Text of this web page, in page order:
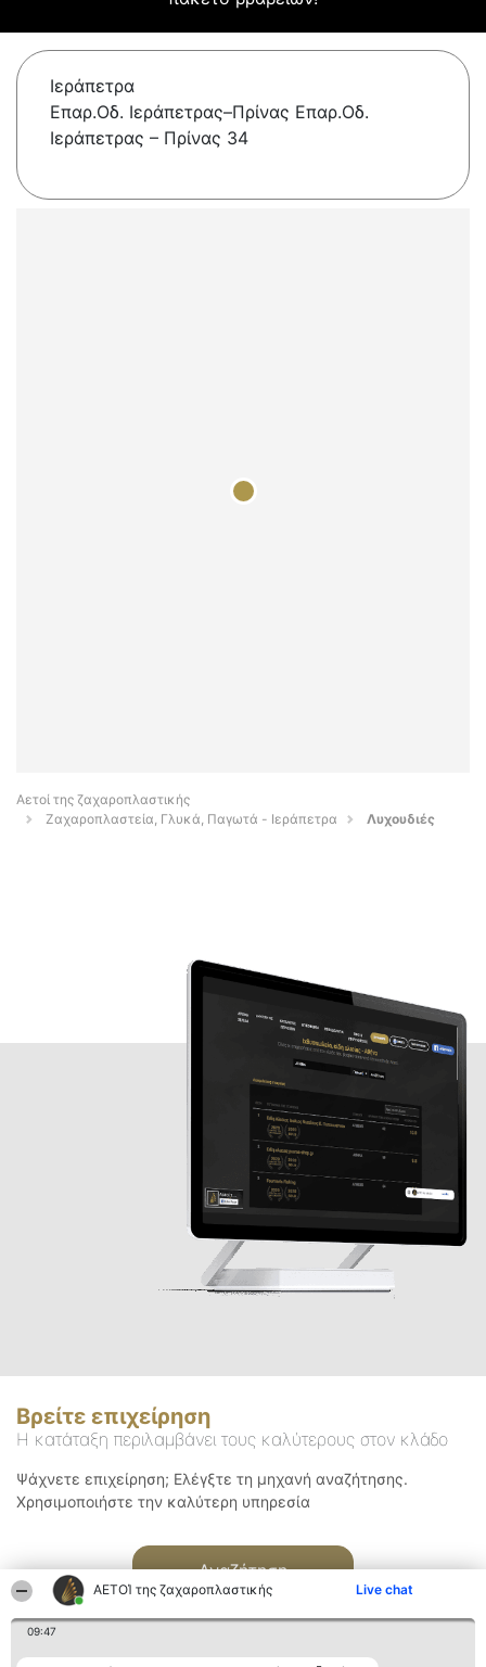
ΑΕΤΟΊ της ζαχαροπλαστικής Live chat
09:47
Ιεράπετρα
Επαρ.Οδ. Ιεράπετρας–Πρίνας Επαρ.Οδ.
Ιεράπετρας – Πρίνας 34
Αετοί της ζαχαροπλαστικής
Ζαχαροπλαστεία, Γλυκά, Παγωτά - Ιεράπετρα
Λυχουδιές
Βρείτε επιχείρηση
Η κατάταξη περιλαμβάνει τους καλύτερους στον κλάδο
Ψάχνετε επιχείρηση; Ελέγξτε τη μηχανή αναζήτησης.
Χρησιμοποιήστε την καλύτερη υπηρεσία
Αναζήτηση